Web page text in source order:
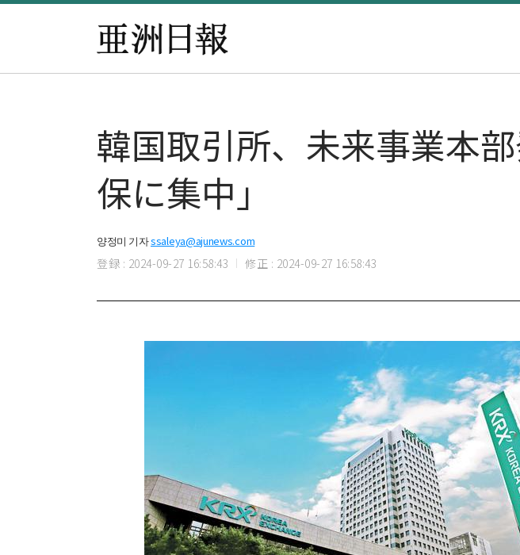
韓国取引所、未来事業本
保に集中」
양정미 기자ssaleya@ajunews.com
登録 : 2024-09-27 16:58:43 修正 : 2024-09-27 16:58:43